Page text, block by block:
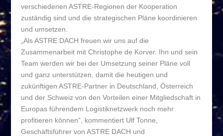
verschiedenen ASTRE-Regionen der Kooperation
zuständig sind und die strategischen Pläne koordinieren
und umsetzen.
„Als ASTRE DACH freuen wir uns auf die
Zusammenarbeit mit Christophe de Korver. Ihn und sein
Team werden wir bei der Umsetzung seiner Pläne voll
und ganz unterstützen, damit die heutigen und
zukünftigen ASTRE-Partner in Deutschland, Österreich
und der Schweiz von den Vorteilen einer Mitgliedschaft in
Europas führendem Logistiknetzwerk noch mehr
profitieren können“, kommentiert Ulf Tonne,
Geschäftsführer von ASTRE DACH und